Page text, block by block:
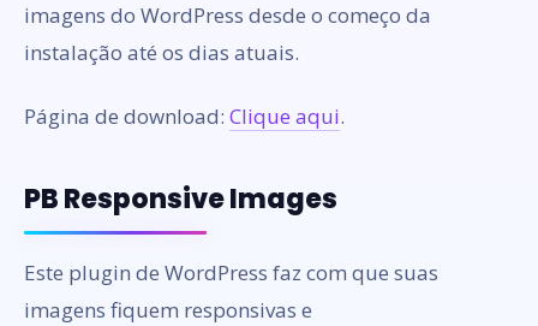
imagens do WordPress desde o começo da
instalação até os dias atuais.
Página de download: Clique aqui.
PB Responsive Images
Este plugin de WordPress faz com que suas
imagens fiquem responsivas e